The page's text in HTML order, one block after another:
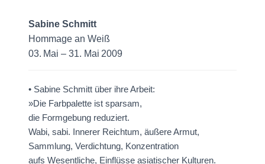
Sabine Schmitt
Hommage an Weiß
03. Mai – 31. Mai 2009
• Sabine Schmitt über ihre Arbeit:
»Die Farbpalette ist sparsam,
die Formgebung reduziert.
Wabi, sabi. Innerer Reichtum, äußere Armut,
Sammlung, Verdichtung, Konzentration
aufs Wesentliche, Einflüsse asiatischer Kulturen.